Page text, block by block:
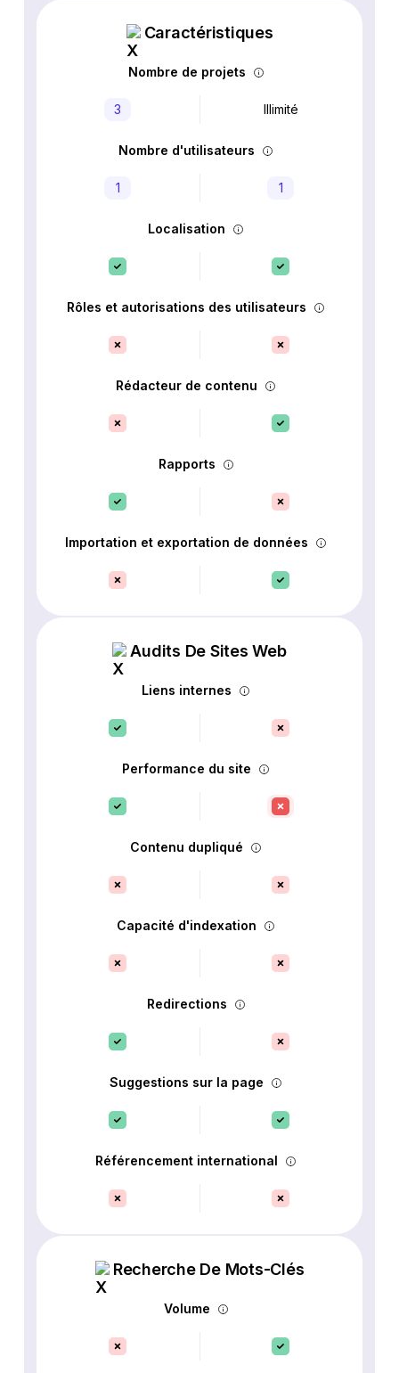
Caractéristiques
Nombre de projets
3 Illimité
Nombre d'utilisateurs
1 1
Localisation
Rôles et autorisations des utilisateurs
Rédacteur de contenu
Rapports
Importation et exportation de données
Audits De Sites Web
Liens internes
Performance du site
Contenu dupliqué
Capacité d'indexation
Redirections
Suggestions sur la page
Référencement international
Recherche De Mots-Clés
Volume